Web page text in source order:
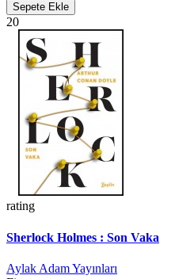
Sepete Ekle
20
rating
Sherlock Holmes : Son Vaka
Aylak Adam Yayınları